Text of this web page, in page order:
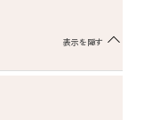
表示を隠す